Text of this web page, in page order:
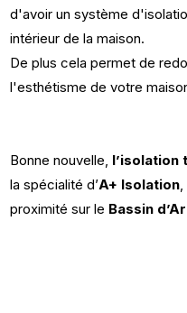
d'avoir un système
intérieur de la maison.
De plus cela permet de
l'esthétisme de votre
Bonne nouvelle,
la spécialité d’A+ Isolation
proximité sur le Bassin